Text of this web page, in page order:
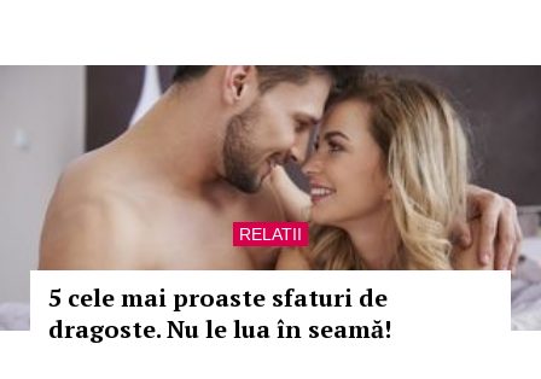
RELATII
5 cele mai proaste sfaturi de
dragoste. Nu le lua în seamă!